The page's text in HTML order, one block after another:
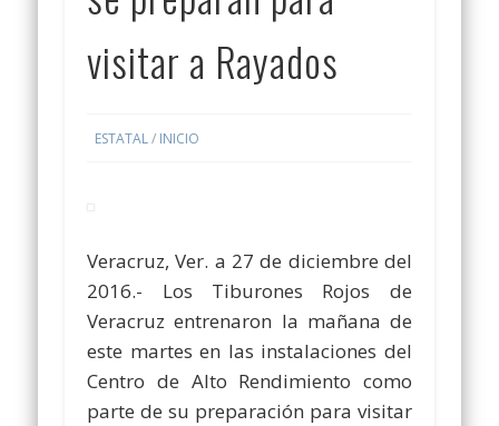
visitar a Rayados
ESTATAL/ INICIO
Veracruz, Ver. a 27 de diciembre del
2016.- Los Tiburones Rojos de
Veracruz entrenaron la mañana de
este martes en las instalaciones del
Centro de Alto Rendimiento como
parte de su preparación para visitar